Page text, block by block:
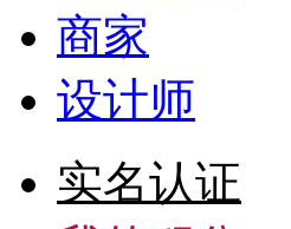
商家
设计师
实名认证